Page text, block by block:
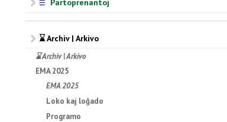
☰ Partoprenantoj
⌛ Archiv | Arkivo
⌛ Archiv | Arkivo
EMA 2025
EMA 2025
Loko kaj loĝado
Programo